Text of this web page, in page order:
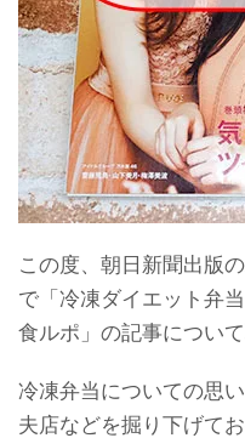
この度、朝日新聞出版
で「冷凍ダイエット弁
食ルポ」の記事につい
冷凍弁当についての思
夫店などを掘り下げて